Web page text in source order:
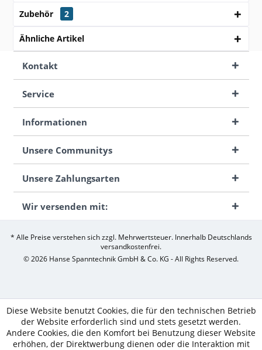
Zubehör 2
Ähnliche Artikel
Kontakt
Service
Informationen
Unsere Communitys
Unsere Zahlungsarten
Wir versenden mit:
* Alle Preise verstehen sich zzgl. Mehrwertsteuer. Innerhalb Deutschlands
versandkostenfrei.
© 2026 Hanse Spanntechnik GmbH & Co. KG - All Rights Reserved.
Diese Website benutzt Cookies, die für den technischen Betrieb
der Website erforderlich sind und stets gesetzt werden.
Andere Cookies, die den Komfort bei Benutzung dieser Website
erhöhen, der Direktwerbung dienen oder die Interaktion mit